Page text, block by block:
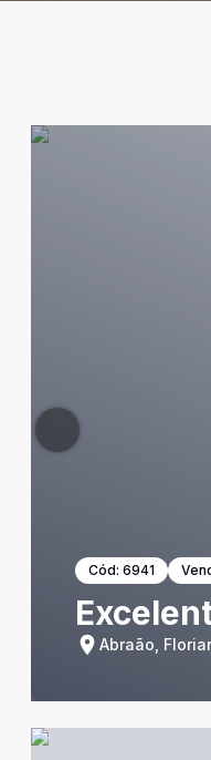
Cód: 6941
Abraão,